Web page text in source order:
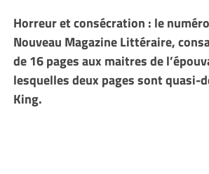
Horreur et consécration : le
Nouveau Magazine Littéraire,
de 16 pages aux maitres de
lesquelles deux pages sont quasi-
King.